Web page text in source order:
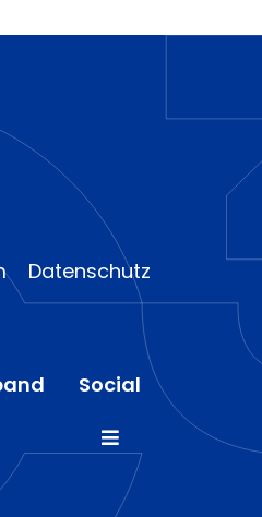
Datenschutz
Social
Toggle
Navigation